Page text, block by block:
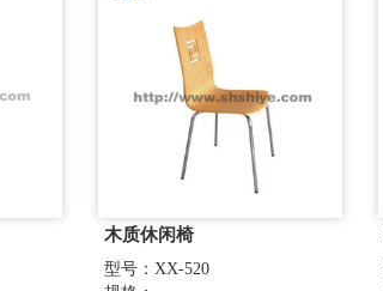
木质休闲椅
型号：XX-520